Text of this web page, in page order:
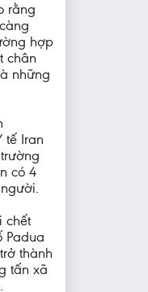
rằng
hợp
chân
những
tế Iran
có 4
chết
Padua
thành
tấn xã